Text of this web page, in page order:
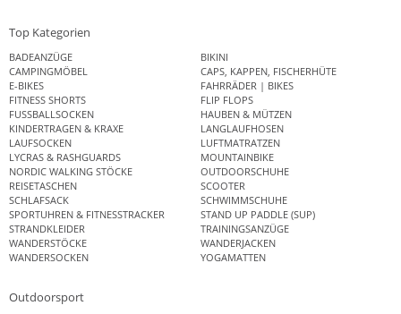
Top Kategorien
BADEANZÜGE
BIKINI
CAMPINGMÖBEL
CAPS, KAPPEN, FISCHERHÜTE
E-BIKES
FAHRRÄDER | BIKES
FITNESS SHORTS
FLIP FLOPS
FUSSBALLSOCKEN
HAUBEN & MÜTZEN
KINDERTRAGEN & KRAXE
LANGLAUFHOSEN
LAUFSOCKEN
LUFTMATRATZEN
LYCRAS & RASHGUARDS
MOUNTAINBIKE
NORDIC WALKING STÖCKE
OUTDOORSCHUHE
REISETASCHEN
SCOOTER
SCHLAFSACK
SCHWIMMSCHUHE
SPORTUHREN & FITNESSTRACKER
STAND UP PADDLE (SUP)
STRANDKLEIDER
TRAININGSANZÜGE
WANDERSTÖCKE
WANDERJACKEN
WANDERSOCKEN
YOGAMATTEN
Outdoorsport